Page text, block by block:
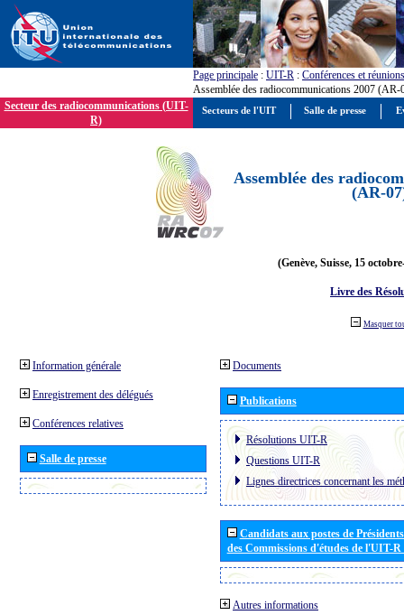
Page principale : UIT-R : Conférences et réunions
Assemblée des radiocommunications 2007 (AR-
Secteur des radiocommunications (UIT-
R)
Assemblée des
(AR-
(Genève, Suisse, 15
Livre des
Masquer
Information générale
Enregistrement des délégués
Conférences relatives
Salle de presse
Documents
Publications
Résolutions UIT-R
Questions UIT-R
Lignes directrices concernant les
Candidats aux postes de
des Commissions d'études de l'UIT-
Autres informations
Secteurs de l'UIT Salle de presse